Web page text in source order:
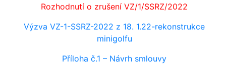
Rozhodnutí o zrušení VZ/1/SSRZ/2022
Výzva VZ-1-SSRZ-2022 z 18. 1.22-rekonstrukce
minigolfu
Příloha č.1 – Návrh smlouvy